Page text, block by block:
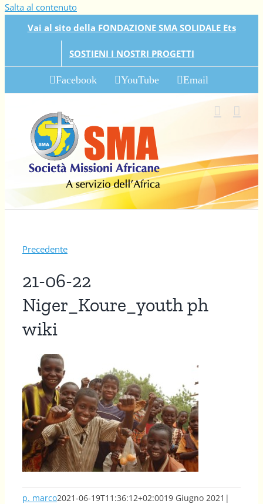
Salta al contenuto
Vai al sito della FONDAZIONE SMA SOLIDALE Ets
SOSTIENI I NOSTRI PROGETTI
Facebook YouTube Email
Precedente
21-06-22
Niger_Koure_youth ph
wiki
p. marco2021-06-19T11:36:12+02:0019 Giugno 2021 |